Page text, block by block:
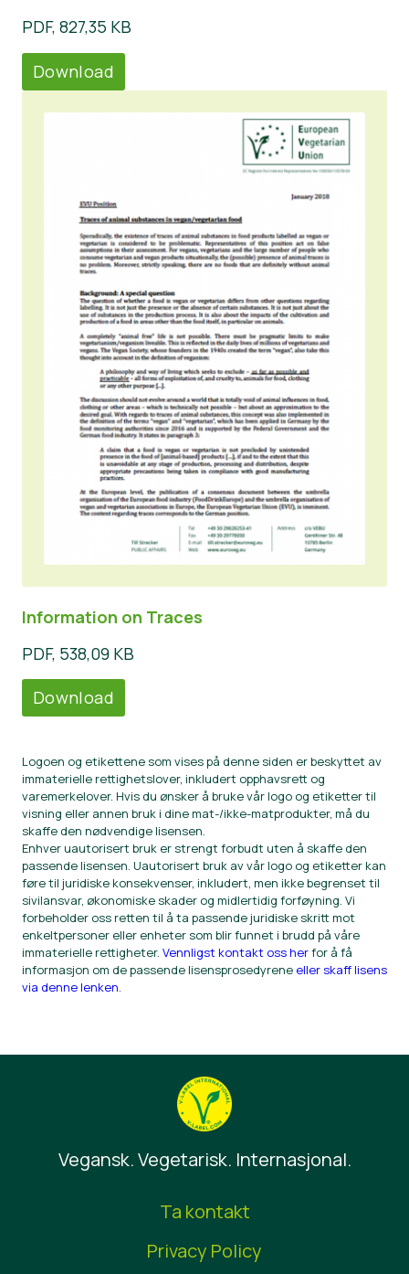
PDF, 827,35 KB
Download
Information on Traces
PDF, 538,09 KB
Download
Logoen og etikettene som vises på denne siden er beskyttet av
immaterielle rettighetslover, inkludert opphavsrett og
varemerkelover. Hvis du ønsker å bruke vår logo og etiketter til
visning eller annen bruk i dine mat-/ikke-matprodukter, må du
skaffe den nødvendige lisensen.
Enhver uautorisert bruk er strengt forbudt uten å skaffe den
passende lisensen. Uautorisert bruk av vår logo og etiketter kan
føre til juridiske konsekvenser, inkludert, men ikke begrenset til
sivilansvar, økonomiske skader og midlertidig forføyning. Vi
forbeholder oss retten til å ta passende juridiske skritt mot
enkeltpersoner eller enheter som blir funnet i brudd på våre
immaterielle rettigheter. Vennligst kontakt oss herfor å få
informasjon om de passende lisensprosedyrene eller skaff lisens
via denne lenken.
Vegansk. Vegetarisk. Internasjonal.
Ta kontakt
Privacy Policy